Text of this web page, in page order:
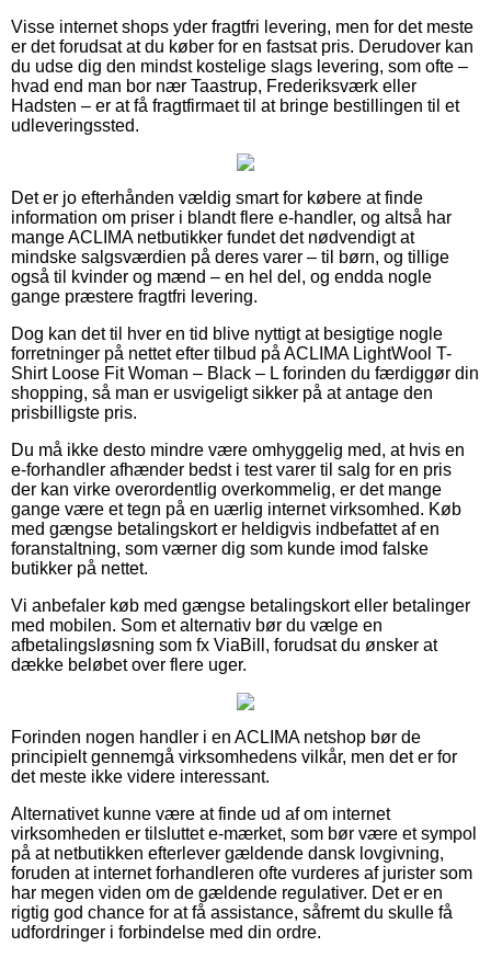
Visse internet shops yder fragtfri levering, men for det meste
er det forudsat at du køber for en fastsat pris. Derudover kan
du udse dig den mindst kostelige slags levering, som ofte –
hvad end man bor nær Taastrup, Frederiksværk eller
Hadsten – er at få fragtfirmaet til at bringe bestillingen til et
udleveringssted.
Det er jo efterhånden vældig smart for købere at finde
information om priser i blandt flere e-handler, og altså har
mange ACLIMA netbutikker fundet det nødvendigt at
mindske salgsværdien på deres varer – til børn, og tillige
også til kvinder og mænd – en hel del, og endda nogle
gange præstere fragtfri levering.
Dog kan det til hver en tid blive nyttigt at besigtige nogle
forretninger på nettet efter tilbud på ACLIMA LightWool T-
Shirt Loose Fit Woman – Black – L forinden du færdiggør din
shopping, så man er usvigeligt sikker på at antage den
prisbilligste pris.
Du må ikke desto mindre være omhyggelig med, at hvis en
e-forhandler afhænder bedst i test varer til salg for en pris
der kan virke overordentlig overkommelig, er det mange
gange være et tegn på en uærlig internet virksomhed. Køb
med gængse betalingskort er heldigvis indbefattet af en
foranstaltning, som værner dig som kunde imod falske
butikker på nettet.
Vi anbefaler køb med gængse betalingskort eller betalinger
med mobilen. Som et alternativ bør du vælge en
afbetalingsløsning som fx ViaBill, forudsat du ønsker at
dække beløbet over flere uger.
Forinden nogen handler i en ACLIMA netshop bør de
principielt gennemgå virksomhedens vilkår, men det er for
det meste ikke videre interessant.
Alternativet kunne være at finde ud af om internet
virksomheden er tilsluttet e-mærket, som bør være et sympol
på at netbutikken efterlever gældende dansk lovgivning,
foruden at internet forhandleren ofte vurderes af jurister som
har megen viden om de gældende regulativer. Det er en
rigtig god chance for at få assistance, såfremt du skulle få
udfordringer i forbindelse med din ordre.